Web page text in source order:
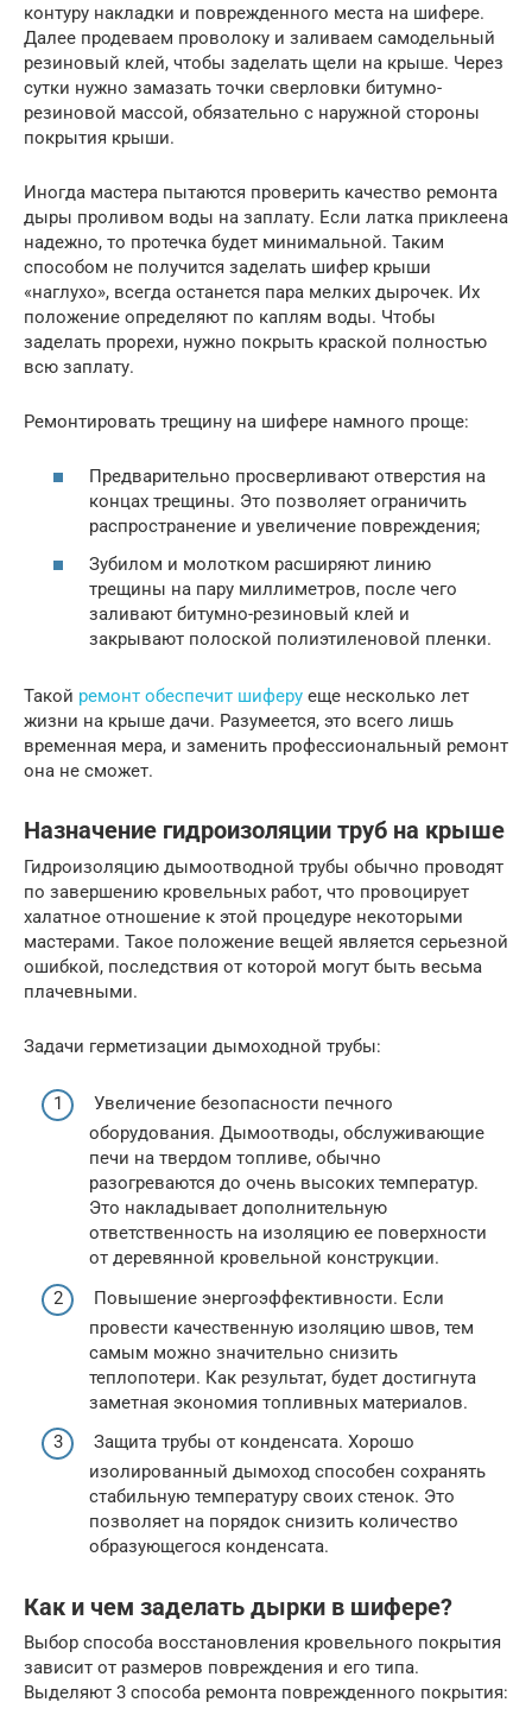
контуру накладки и поврежденного места на шифере.
Далее продеваем проволоку и заливаем самодельный
резиновый клей, чтобы заделать щели на крыше. Через
сутки нужно замазать точки сверловки битумно-
резиновой массой, обязательно с наружной стороны
покрытия крыши.
Иногда мастера пытаются проверить качество ремонта
дыры проливом воды на заплату. Если латка приклеена
надежно, то протечка будет минимальной. Таким
способом не получится заделать шифер крыши
«наглухо», всегда останется пара мелких дырочек. Их
положение определяют по каплям воды. Чтобы
заделать прорехи, нужно покрыть краской полностью
всю заплату.
Ремонтировать трещину на шифере намного проще:
Предварительно просверливают отверстия на
концах трещины. Это позволяет ограничить
распространение и увеличение повреждения;
Зубилом и молотком расширяют линию
трещины на пару миллиметров, после чего
заливают битумно-резиновый клей и
закрывают полоской полиэтиленовой пленки.
Такой ремонт обеспечит шиферу еще несколько лет
жизни на крыше дачи. Разумеется, это всего лишь
временная мера, и заменить профессиональный ремонт
она не сможет.
Назначение гидроизоляции труб на крыше
Гидроизоляцию дымоотводной трубы обычно проводят
по завершению кровельных работ, что провоцирует
халатное отношение к этой процедуре некоторыми
мастерами. Такое положение вещей является серьезной
ошибкой, последствия от которой могут быть весьма
плачевными.
Задачи герметизации дымоходной трубы:
Увеличение безопасности печного
оборудования. Дымоотводы, обслуживающие
печи на твердом топливе, обычно
разогреваются до очень высоких температур.
Это накладывает дополнительную
ответственность на изоляцию ее поверхности
от деревянной кровельной конструкции.
Повышение энергоэффективности. Если
провести качественную изоляцию швов, тем
самым можно значительно снизить
теплопотери. Как результат, будет достигнута
заметная экономия топливных материалов.
Защита трубы от конденсата. Хорошо
изолированный дымоход способен сохранять
стабильную температуру своих стенок. Это
позволяет на порядок снизить количество
образующегося конденсата.
Как и чем заделать дырки в шифере?
Выбор способа восстановления кровельного покрытия
зависит от размеров повреждения и его типа.
Выделяют 3 способа ремонта поврежденного покрытия: